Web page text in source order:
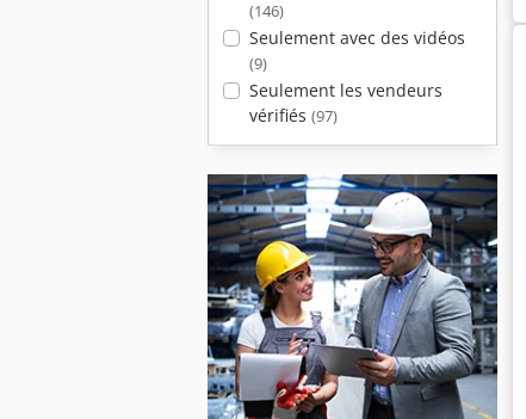
(146)
Seulement avec des vidéos
(9)
Seulement les vendeurs
vérifiés (97)